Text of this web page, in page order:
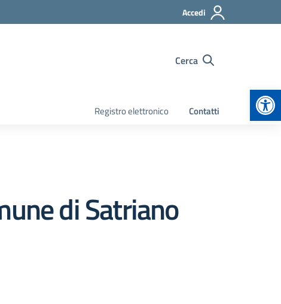
Accedi
Cerca
Registro elettronico Contatti
di Satriano